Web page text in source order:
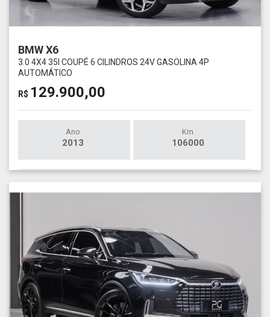
BMW X6
3.0 4X4 35I COUPÉ 6 CILINDROS 24V GASOLINA 4P
AUTOMÁTICO
R$ 129.900,00
Ano
2013
Km
106000